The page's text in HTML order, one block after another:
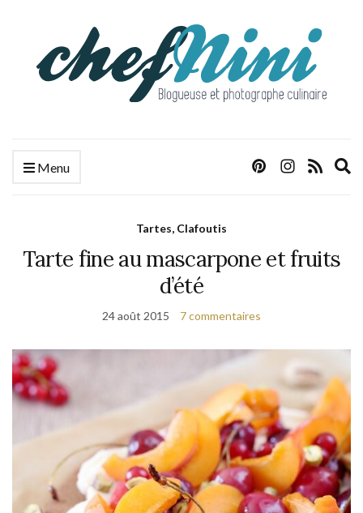
Menu
Tartes, Clafoutis
Tarte fine au mascarpone et fruits
d’été
24 août 2015 7 commentaires